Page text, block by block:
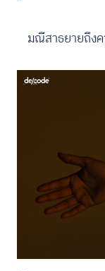
มณีสาธยายถึงค